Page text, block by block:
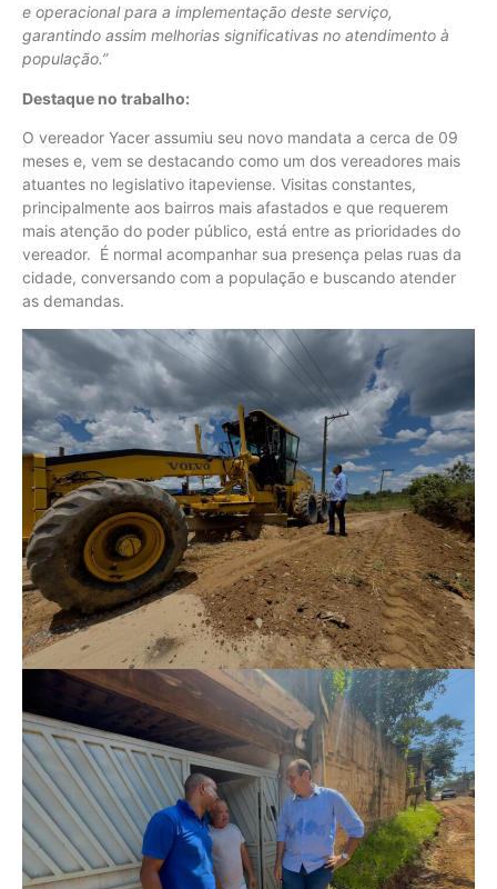
e operacional para a implementação deste serviço,
garantindo assim melhorias significativas no atendimento à
população.”
Destaque no trabalho:
O vereador Yacer assumiu seu novo mandata a cerca de 09
meses e, vem se destacando como um dos vereadores mais
atuantes no legislativo itapeviense. Visitas constantes,
principalmente aos bairros mais afastados e que requerem
mais atenção do poder público, está entre as prioridades do
vereador. É normal acompanhar sua presença pelas ruas da
cidade, conversando com a população e buscando atender
as demandas.